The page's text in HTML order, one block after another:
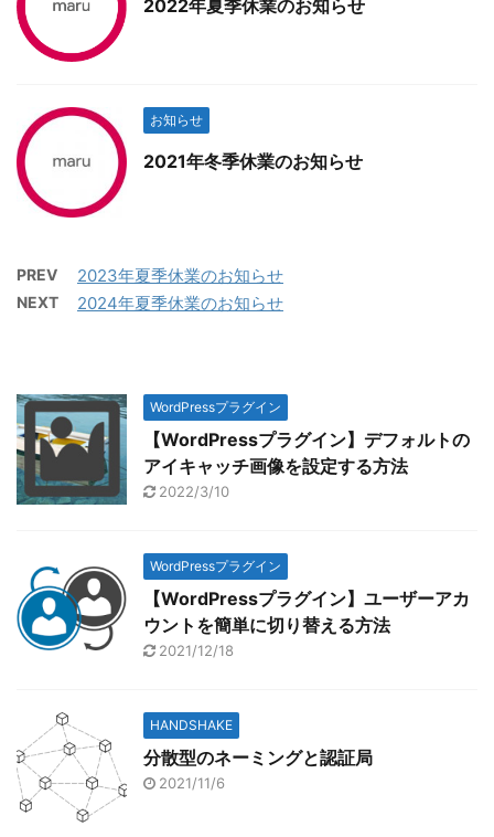
2022年夏季休業のお知らせ
お知らせ
2021年冬季休業のお知らせ
PREV 2023年夏季休業のお知らせ
NEXT 2024年夏季休業のお知らせ
WordPressプラグイン
【WordPressプラグイン】デフォルトの
アイキャッチ画像を設定する方法
2022/3/10
WordPressプラグイン
【WordPressプラグイン】ユーザーアカ
ウントを簡単に切り替える方法
2021/12/18
HANDSHAKE
分散型のネーミングと認証局
2021/11/6